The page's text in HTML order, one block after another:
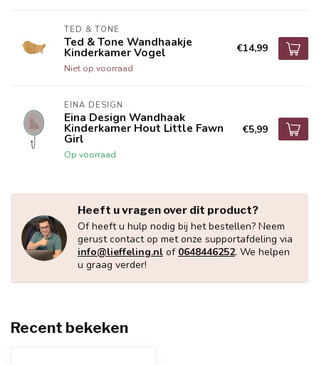
TED & TONE
Ted & Tone Wandhaakje
Kinderkamer Vogel
Niet op voorraad
€14,99
EINA DESIGN
Eina Design Wandhaak
Kinderkamer Hout Little Fawn
Girl
Op voorraad
€5,99
Heeft u vragen over dit product?
Of heeft u hulp nodig bij het bestellen? Neem
gerust contact op met onze supportafdeling via
info@lieffeling.nl of 0648446252. We helpen
u graag verder!
Recent bekeken